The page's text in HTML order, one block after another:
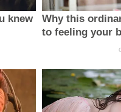
knew
Why this
to feeling your